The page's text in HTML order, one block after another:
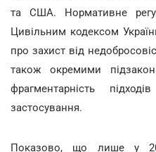
та США. Нормативне
Цивільним кодексом
про захист від
також окремими
фрагментарність
застосування.
Показово, що лише у